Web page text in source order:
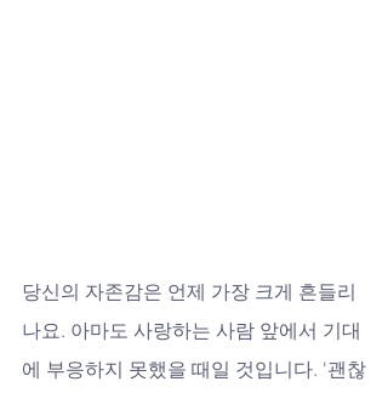
당신의 자존감은 언제 가장 크게 흔들리
나요. 아마도 사랑하는 사람 앞에서 기대
에 부응하지 못했을 때일 것입니다. '괜찮